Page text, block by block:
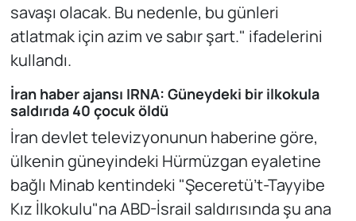
savaşı olacak. Bu nedenle, bu günleri
atlatmak için azim ve sabır şart." ifadelerini
kullandı.
İran haber ajansı IRNA: Güneydeki bir ilkokula
saldırıda 40 çocuk öldü
İran devlet televizyonunun haberine göre,
ülkenin güneyindeki Hürmüzgan eyaletine
bağlı Minab kentindeki "Şeceretü’t-Tayyibe
Kız İlkokulu"na ABD-İsrail saldırısında şu ana